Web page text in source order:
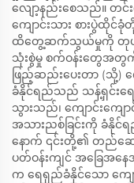
လျော့နည်းစေသည်။ တင်
ကျောင်းသား စားပွဲထိုင်ခုံ
ထိတွေ့ဆက်သွယ်မှုကို တုပတဲ့
သုံးစွဲမှု စက်ဝန်းတွေအတွ
ဖြည့်ဆည်းပေးတာ (သို့)
ခံနိုင်ရည်သည် သန့်ရှင်းရ
သွားသည်၊ ကျောင်းကျော
အသားညစ်ခြင်းကို ခံနိုင်
နောက် ၎င်းတို့၏ တည်ဆေ
ပတ်ဝန်းကျင် အခြေအနေ
က ရေရှည်ခံနိုင်သော ကျေ